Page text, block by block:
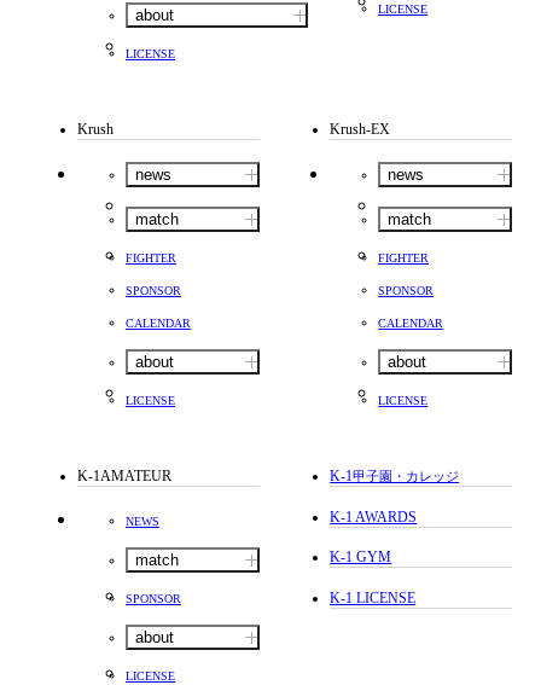
about
LICENSE
LICENSE
Krush
news
match
FIGHTER
SPONSOR
CALENDAR
about
LICENSE
Krush-EX
news
match
FIGHTER
SPONSOR
CALENDAR
about
LICENSE
K-1AMATEUR
NEWS
match
SPONSOR
about
LICENSE
K-1甲子園・カレッジ
K-1 AWARDS
K-1 GYM
K-1 LICENSE